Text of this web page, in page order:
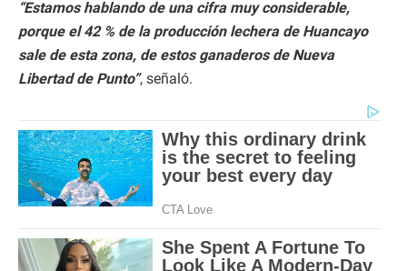
“Estamos hablando de una cifra muy considerable,
porque el 42 % de la producción lechera de Huancayo
sale de esta zona, de estos ganaderos de Nueva
Libertad de Punto”, señaló.